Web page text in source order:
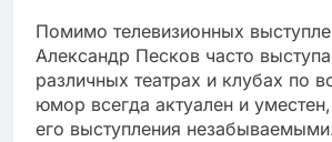
Помимо телевизионных
Александр Песков часто
различных театрах и клубах по
юмор всегда актуален и
его выступления